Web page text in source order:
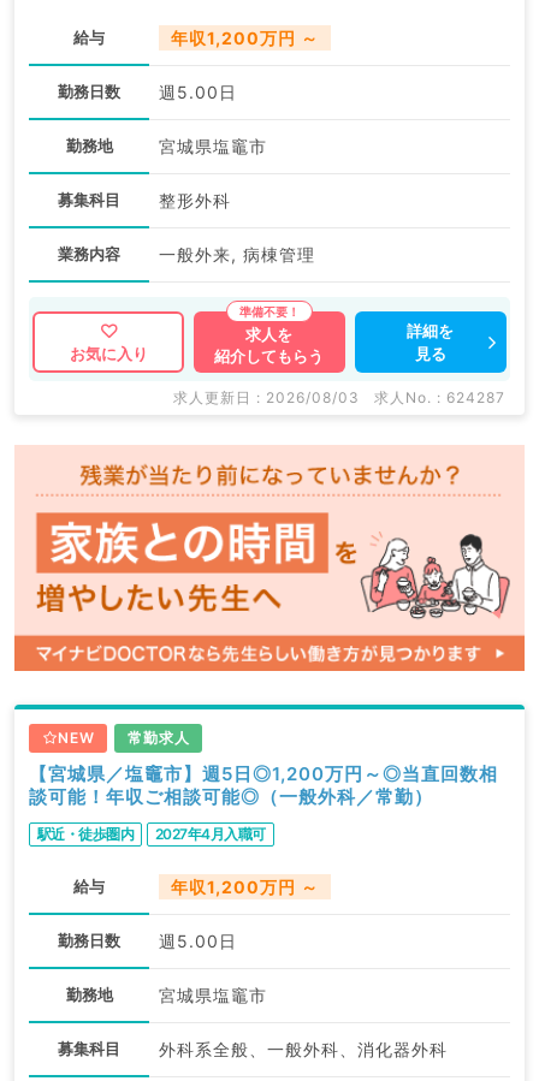
給与 年収1,200万円 ～
勤務日数 週5.00日
勤務地 宮城県塩竈市
募集科目 整形外科
業務内容 一般外来, 病棟管理
お気に入り
求人を
紹介してもらう
詳細を
見る
求人更新日 : 2026/08/03 求人No. : 624287
NEW 常勤求人
【宮城県／塩竈市】週5日◎1,200万円～◎当直回数相
談可能！年収ご相談可能◎（一般外科／常勤）
駅近・徒歩圏内 2027年4月入職可
給与 年収1,200万円 ～
勤務日数 週5.00日
勤務地 宮城県塩竈市
募集科目 外科系全般、一般外科、消化器外科